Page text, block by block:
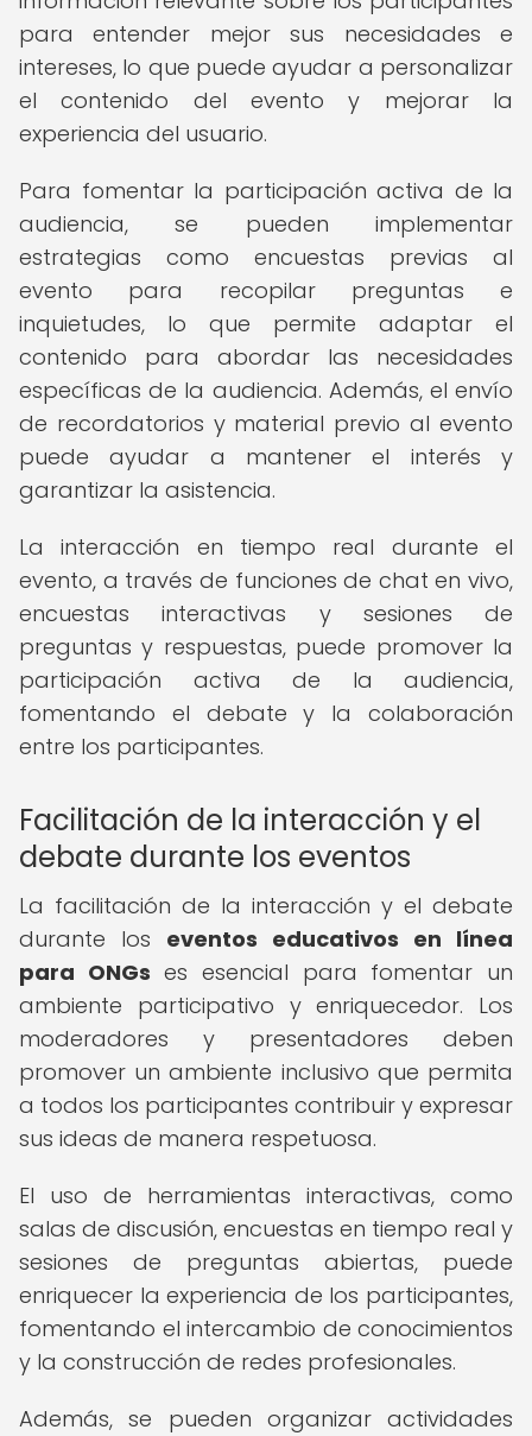
para entender mejor sus necesidades e
intereses, lo que puede ayudar a personalizar
el contenido del evento y mejorar la
experiencia del usuario.
Para fomentar la participación activa de la
audiencia, se pueden implementar
estrategias como encuestas previas al
evento para recopilar preguntas e
inquietudes, lo que permite adaptar el
contenido para abordar las necesidades
específicas de la audiencia. Además, el envío
de recordatorios y material previo al evento
puede ayudar a mantener el interés y
garantizar la asistencia.
La interacción en tiempo real durante el
evento, a través de funciones de chat en vivo,
encuestas interactivas y sesiones de
preguntas y respuestas, puede promover la
participación activa de la audiencia,
fomentando el debate y la colaboración
entre los participantes.
Facilitación de la interacción y el
debate durante los eventos
La facilitación de la interacción y el debate
durante los eventos educativos en línea
para ONGs es esencial para fomentar un
ambiente participativo y enriquecedor. Los
moderadores y presentadores deben
promover un ambiente inclusivo que permita
a todos los participantes contribuir y expresar
sus ideas de manera respetuosa.
El uso de herramientas interactivas, como
salas de discusión, encuestas en tiempo real y
sesiones de preguntas abiertas, puede
enriquecer la experiencia de los participantes,
fomentando el intercambio de conocimientos
y la construcción de redes profesionales.
Además, se pueden organizar actividades